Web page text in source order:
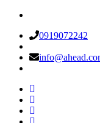
0919072242